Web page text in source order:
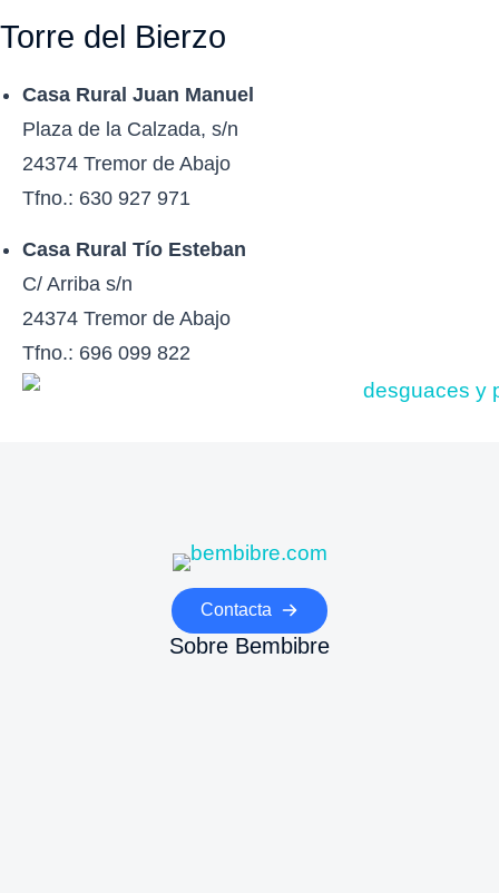
Torre del Bierzo
Casa Rural Juan Manuel
Plaza de la Calzada, s/n
24374 Tremor de Abajo
Tfno.: 630 927 971
Casa Rural Tío Esteban
C/ Arriba s/n
24374 Tremor de Abajo
Tfno.: 696 099 822
Contacta
Sobre Bembibre